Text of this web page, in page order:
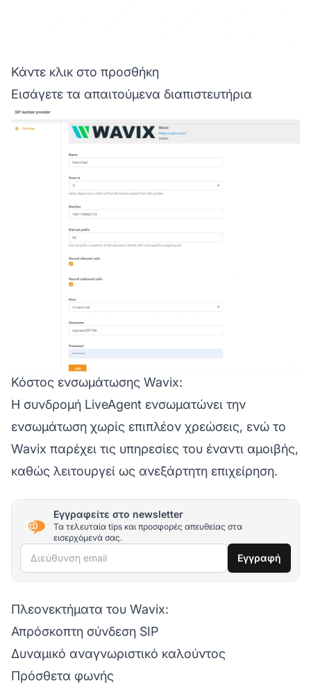
Κάντε κλικ στο προσθήκη
Εισάγετε τα απαιτούμενα διαπιστευτήρια
Κόστος ενσωμάτωσης Wavix:
Η συνδρομή LiveAgent ενσωματώνει την
ενσωμάτωση χωρίς επιπλέον χρεώσεις, ενώ το
Wavix παρέχει τις υπηρεσίες του έναντι αμοιβής,
καθώς λειτουργεί ως ανεξάρτητη επιχείρηση.
Εγγραφείτε στο newsletter
Τα τελευταία tips και προσφορές απευθείας στα
εισερχόμενά σας.
Διεύθυνση email Εγγραφή
Πλεονεκτήματα του Wavix:
Απρόσκοπτη σύνδεση SIP
Δυναμικό αναγνωριστικό καλούντος
Πρόσθετα φωνής